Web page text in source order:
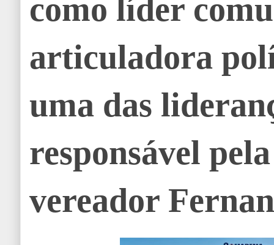
como líder
articuladora
uma das
responsável
vereador